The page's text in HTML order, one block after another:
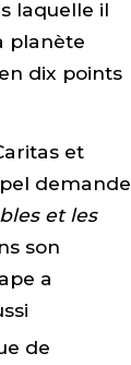
laquelle il
planète
dix points
et
demande
et les
son
a
de